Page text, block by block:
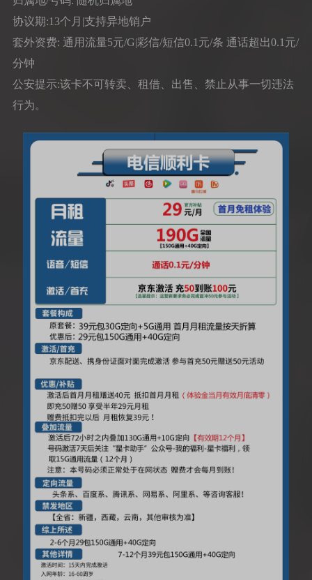
协议期:13个月|支持异地销户
套外资费: 通用流量5元/G|彩信/短信0.1元/条 通话超出0.1元/
分钟
公安提示:该卡不可转卖、租借、出售、禁止从事一切违法
行为。